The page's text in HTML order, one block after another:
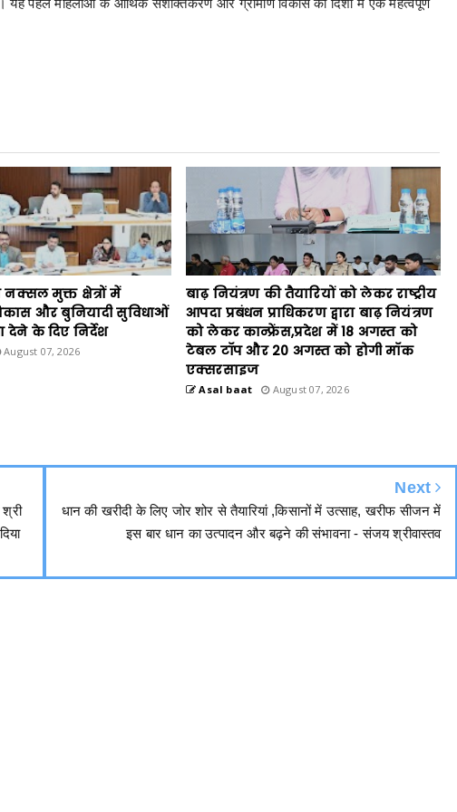
मुक्त क्षेत्रों में
और बुनियादी सुविधाओं
देने के दिए निर्देश
August 07, 2026
बाढ़ नियंत्रण की तैयारियों को लेकर राष्ट्रीय
आपदा प्रबंधन प्राधिकरण द्वारा बाढ़ नियंत्रण
को लेकर कान्फ्रेंस,प्रदेश में 18 अगस्त को
टेबल टॉप और 20 अगस्त को होगी मॉक
एक्सरसाइज
Asal baat August 07, 2026
Next
धान की खरीदी के लिए जोर शोर से तैयारियां ,किसानों में उत्साह, खरीफ सीजन में
इस बार धान का उत्पादन और बढ़ने की संभावना - संजय श्रीवास्तव